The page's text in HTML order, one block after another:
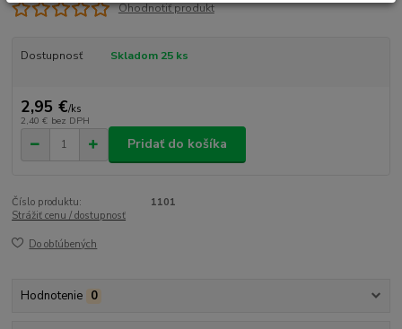
Ohodnotiť produkt
Dostupnosť Skladom 25 ks
2,95 €/ks
2,40 € bez DPH
Pridať do košíka
Číslo produktu:
1101
Strážiť cenu / dostupnosť
Do obľúbených
Hodnotenie 0